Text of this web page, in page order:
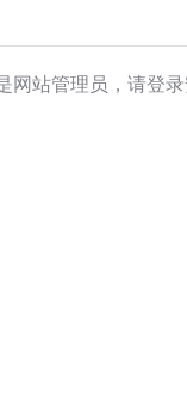
网站管理员，请登